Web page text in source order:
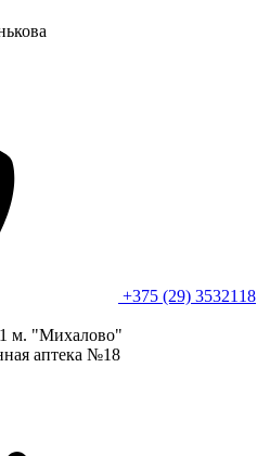
+375 (29) 3532118
м. "Михалово"
аптека №18